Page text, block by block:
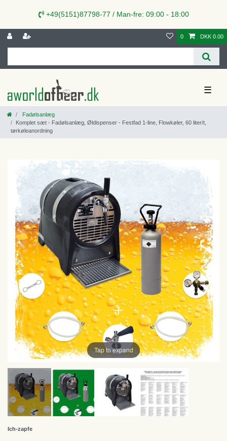
+49(5151)87798-77 / Man-fre: 09:00 - 18:00
0 DKK 0.00
☰
Fadølsanlæg
Komplet sæt - Fadølsanlæg, Øldispenser - Festfad 1-line, Flowkøler, 60 liter/t,
tørkøleanordning
Tap to expand
Ich-zapfe